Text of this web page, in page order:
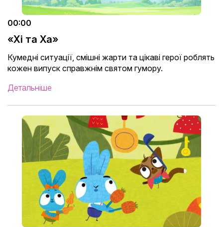
00:00
«Хі та Ха»
Кумедні ситуації, смішні жарти та цікаві герої роблять
кожен випуск справжнім святом гумору.
Детальніше